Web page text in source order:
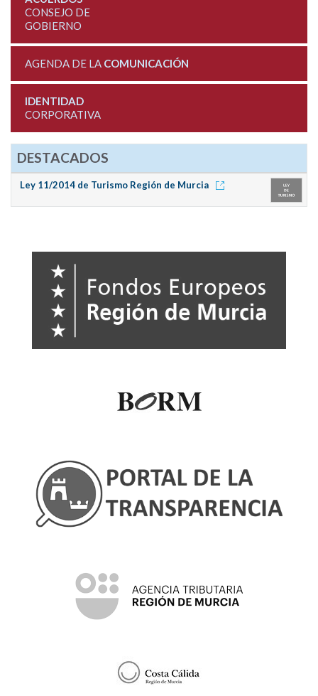
CONSEJO DE
GOBIERNO
AGENDA DE LA COMUNICACIÓN
IDENTIDAD
CORPORATIVA
DESTACADOS
Ley 11/2014 de Turismo Región de Murcia